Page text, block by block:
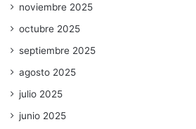
noviembre 2025
octubre 2025
septiembre 2025
agosto 2025
julio 2025
junio 2025